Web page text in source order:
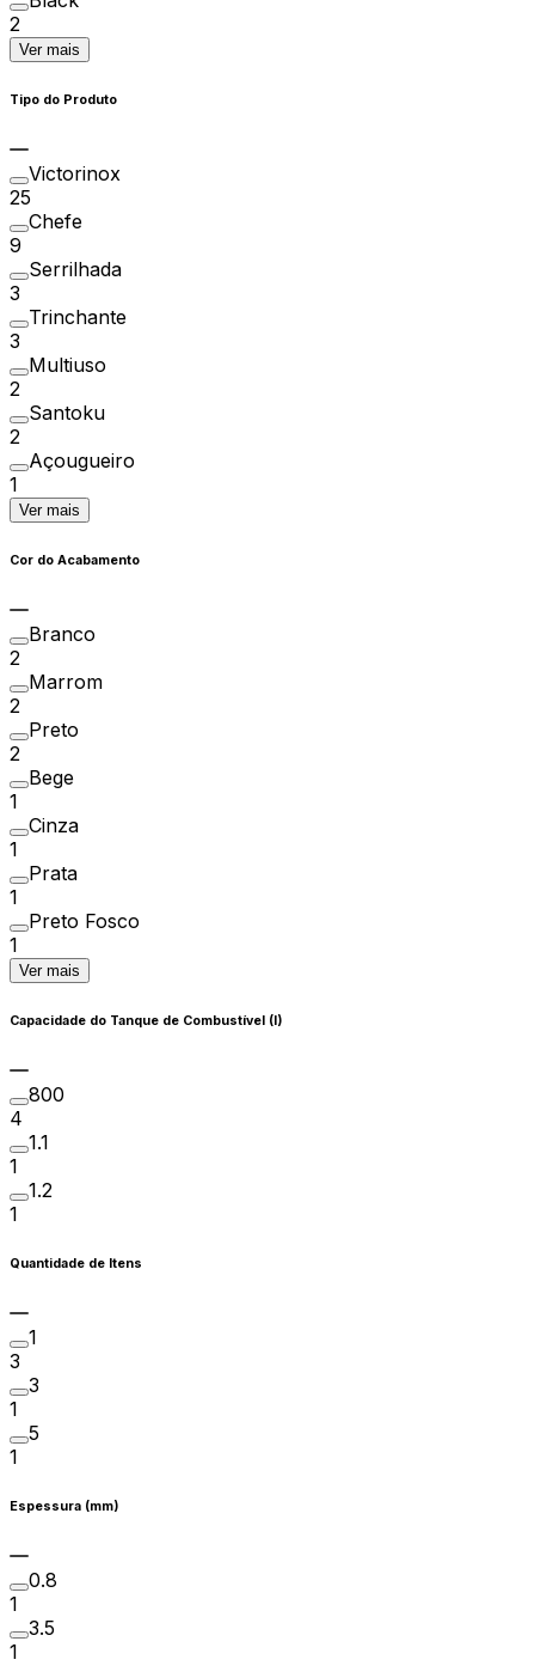
2
Ver mais
Tipo do Produto
Victorinox
25
Chefe
9
Serrilhada
3
Trinchante
3
Multiuso
2
Santoku
2
Açougueiro
1
Ver mais
Cor do Acabamento
Branco
2
Marrom
2
Preto
2
Bege
1
Cinza
1
Prata
1
Preto Fosco
1
Ver mais
Capacidade do Tanque de Combustível (l)
800
4
1.1
1
1.2
1
Quantidade de Itens
1
3
3
1
5
1
Espessura (mm)
0.8
1
3.5
1